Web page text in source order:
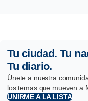
Tu ciudad. Tu
Tu diario.
Únete a nuestra
los temas que mueven a
UNIRME A LA LISTA